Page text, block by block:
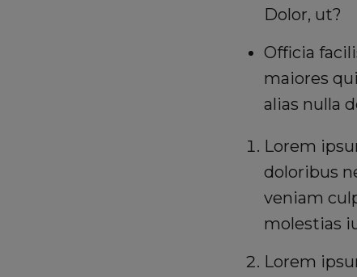
Dolor, ut?
Officia
maiores
alias nulla
Lorem
doloribus
veniam
molestias
Lorem